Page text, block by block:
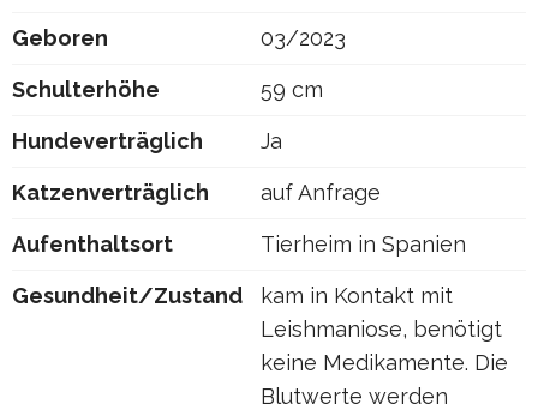
Geboren 03/2023
Schulterhöhe 59 cm
Hundeverträglich Ja
Katzenverträglich auf Anfrage
Aufenthaltsort Tierheim in Spanien
Gesundheit/Zustand
kam in Kontakt mit
Leishmaniose, benötigt
keine Medikamente. Die
Blutwerte werden